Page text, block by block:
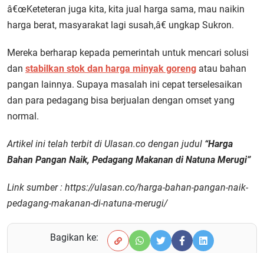
â€œKeteteran juga kita, kita jual harga sama, mau naikin
harga berat, masyarakat lagi susah,â€ ungkap Sukron.
Mereka berharap kepada pemerintah untuk mencari solusi
dan stabilkan stok dan harga minyak goreng atau bahan
pangan lainnya. Supaya masalah ini cepat terselesaikan
dan para pedagang bisa berjualan dengan omset yang
normal.
Artikel ini telah terbit di Ulasan.co dengan judul “Harga
Bahan Pangan Naik, Pedagang Makanan di Natuna Merugi”
Link sumber : https://ulasan.co/harga-bahan-pangan-naik-
pedagang-makanan-di-natuna-merugi/
Bagikan ke: